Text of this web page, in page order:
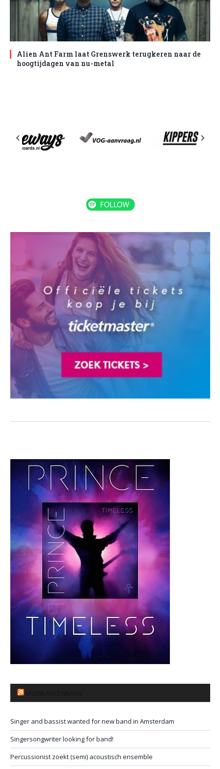
Alien Ant Farm laat Grenswerk terugkeren naar de
hoogtijdagen van nu-metal
Singer and bassist wanted for new band in Amsterdam
Singersongwriter looking for band!
Percussionist zoekt (semi) acoustisch ensemble